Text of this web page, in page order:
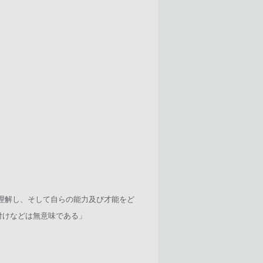
解し、そして自らの能力及び才能をど
などは無意味である」